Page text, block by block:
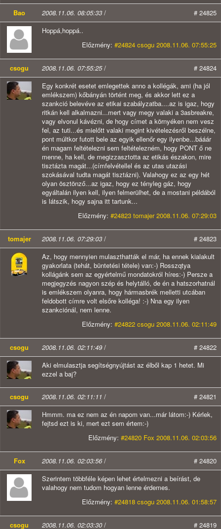
Bao 2008.11.06. 08:05:33 /
# 24825
Hoppá,hoppá..
Előzmény: #24824 csogu 2008.11.06. 07:55:25
csogu 2008.11.06. 07:55:25/
# 24824
Egy konkrét esetet emlegettek anno a kollégák, ami (ha jól
emlékszem) kőbányán történt meg, és akkor lett ez a
szankció belevéve az etikai szabályzatba....az is igaz, hogy
ritkán kell alkalmazni...mert vagy megy valaki a 3asbreakre,
vagy elvonul kávézni, de hogy címet a környéken nem vesz
fel, az tuti...és mielőtt valaki megint kivételezésről beszélne,
pont múltkor futott bele az egyik ellenőr egy ilyenbe...bááár
én magam feltételezni sem feltételezném, hogy PONT ő ne
menne, ha kell, de megizzasztotta az etikás északon, mire
tisztázta magát...(címfelvétellel és az utas utazási
szokásával tudta magát tisztázni). Valahogy ez az egy hét
olyan ösztönző...az igaz, hogy ez tényleg gáz, hogy
egyáltalán ilyen kell, ilyen felmerülhet, de a mostani példából
is látszik, hogy sajna itt tartunk...
Előzmény: #24823 tomajer 2008.11.06. 07:29:03
tomajer 2008.11.06. 07:29:03 /
# 24823
Az, hogy mennyien mulaszthatták el már, ha ennek kialakult
gyakorlata (tehát, büntetési tétele) van:-) Rosszqtya
kollágánk sem az egyértelmű mondatokról híres:-) Persze a
megjegyzés nagyon szép és helytálló, de én a hatszorhatnál
is emlékszem olyanra, hogy hármasbrék melletti utcában
feldobott címre volt elsőre kolléga! :-) Nna egy ilyen
szankciónál, nem lenne.
Előzmény: #24822 csogu 2008.11.06. 02:11:49
csogu 2008.11.06. 02:11:49 /
# 24822
Aki elmulasztja segítségnyújtást az élből kap 1 hetet. Mi
ezzel a baj?
csogu 2008.11.06. 02:11:11 /
# 24821
Hmmm. ma ez nem az én napom van...már látom:-) Kérlek,
fejtsd ezt is ki, mert ezt sem értem:-)
Előzmény: #24820 Fox 2008.11.06. 02:03:56
Fox 2008.11.06. 02:03:56/
# 24820
Szerintem többféle képen lehet értelmezni a beírást, de
valahogy nem tudom hogyan lenne érdemes.
Előzmény: #24818 csogu 2008.11.06. 01:58:57
csogu 2008.11.06. 02:03:30 / # 24819